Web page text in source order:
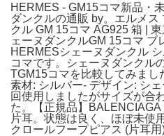
HERMES - GM15コマ新品・
ダンクルの通販 by。エルメ
クル GM 15コマ AG925 箱 |
ェーヌダンクルGM 15コマ ブ
HERMESシェーヌダンクル
コマです。シェーヌダンクル
TGM15コマを比較してみま
素材: シルバー- デザイン: シ
回使用しましたがサイズが合
た。【正規品】
片耳。状態は良く、ほぼ未使
クロールフープピアス (片耳用)